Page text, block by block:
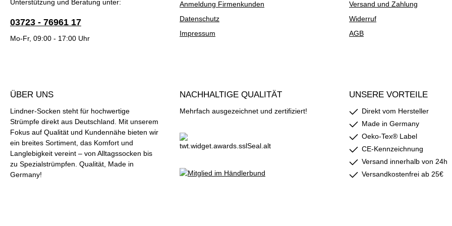
Unterstützung und Beratung unter:
03723 - 76961 17
Mo-Fr, 09:00 - 17:00 Uhr
Anmeldung Firmenkunden
Datenschutz
Impressum
Versand und Zahlung
Widerruf
AGB
ÜBER UNS
Lindner-Socken steht für hochwertige
Strümpfe direkt aus Deutschland. Mit unserem
Fokus auf Qualität und Kundennähe bieten wir
ein breites Sortiment, das Komfort und
Langlebigkeit vereint – von Alltagssocken bis
zu Spezialstrümpfen. Qualität, Made in
Germany!
NACHHALTIGE QUALITÄT
Mehrfach ausgezeichnet und zertifiziert!
UNSERE VORTEILE
Direkt vom Hersteller
Made in Germany
Oeko-Tex® Label
CE-Kennzeichnung
Versand innerhalb von 24h
Versandkostenfrei ab 25€